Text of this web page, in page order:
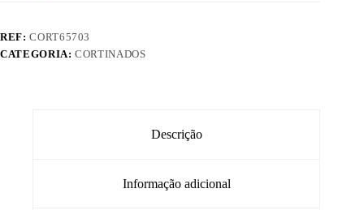
REF:CORT65703
CATEGORIA:CORTINADOS
Descrição
Informação adicional